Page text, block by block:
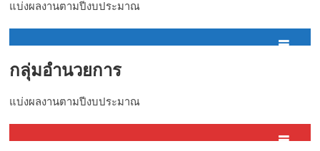
แบ่งผลงานตามปีงบประมาณ
กลุ่มอำนวยการ
แบ่งผลงานตามปีงบประมาณ